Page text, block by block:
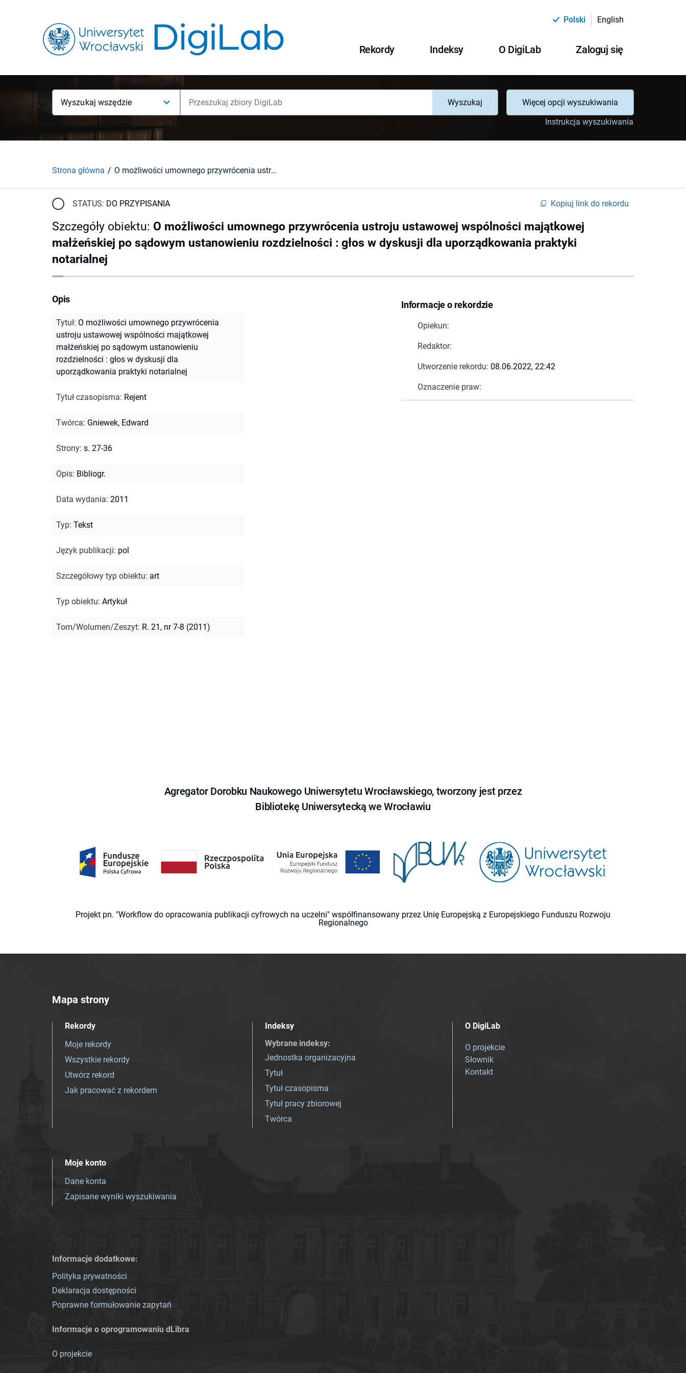
Polski English
Rekordy Indeksy O DigiLab Zaloguj się
Wyszukaj wszędzie Wyszukaj
Więcej opcji wyszukiwania
Instrukcja wyszukiwania
Strona główna O możliwości umownego przywrócenia ustroju ustawowej wspólności majątkowej małżeńskiej po sądowym ustanowieniu rozdzielności : głos w dyskusji dla uporządkowania praktyki notarialnej
STATUS: DO PRZYPISANIA Kopiuj link do rekordu
Szczegóły obiektu: O możliwości umownego przywrócenia ustroju ustawowej wspólności majątkowej
małżeńskiej po sądowym ustanowieniu rozdzielności : głos w dyskusji dla uporządkowania praktyki
notarialnej
Informacje o rekordzie
Opiekun:
Redaktor:
Utworzenie rekordu: 08.06.2022, 22:42
Oznaczenie praw:
Opis
Tytuł: O możliwości umownego przywrócenia
ustroju ustawowej wspólności majątkowej
małżeńskiej po sądowym ustanowieniu
rozdzielności : głos w dyskusji dla
uporządkowania praktyki notarialnej
Tytuł czasopisma: Rejent
Twórca: Gniewek, Edward
Strony: s. 27-36
Opis: Bibliogr.
Data wydania: 2011
Typ: Tekst
Język publikacji: pol
Szczegółowy typ obiektu: art
Typ obiektu: Artykuł
Tom/Wolumen/Zeszyt: R. 21, nr 7-8 (2011)
Agregator Dorobku Naukowego Uniwersytetu Wrocławskiego, tworzony jest przez
Bibliotekę Uniwersytecką we Wrocławiu
Projekt pn. "Workflow do opracowania publikacji cyfrowych na uczelni" współfinansowany przez Unię Europejską z Europejskiego Funduszu Rozwoju
Regionalnego
Mapa strony
Rekordy
Moje rekordy
Wszystkie rekordy
Utwórz rekord
Jak pracować z rekordem
Indeksy
Wybrane indeksy:
Jednostka organizacyjna
Tytuł
Tytuł czasopisma
Tytuł pracy zbiorowej
Twórca
O DigiLab
O projekcie
Słownik
Kontakt
Moje konto
Dane konta
Zapisane wyniki wyszukiwania
Informacje dodatkowe:
Polityka prywatności
Deklaracja dostępności
Poprawne formułowanie zapytań
Informacje o oprogramowaniu dLibra
O projekcie